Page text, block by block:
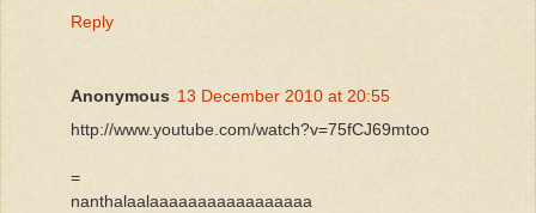
Reply
Anonymous 13 December 2010 at 20:55
http://www.youtube.com/watch?v=75fCJ69mtoo
=
nanthalaalaaaaaaaaaaaaaaaaa